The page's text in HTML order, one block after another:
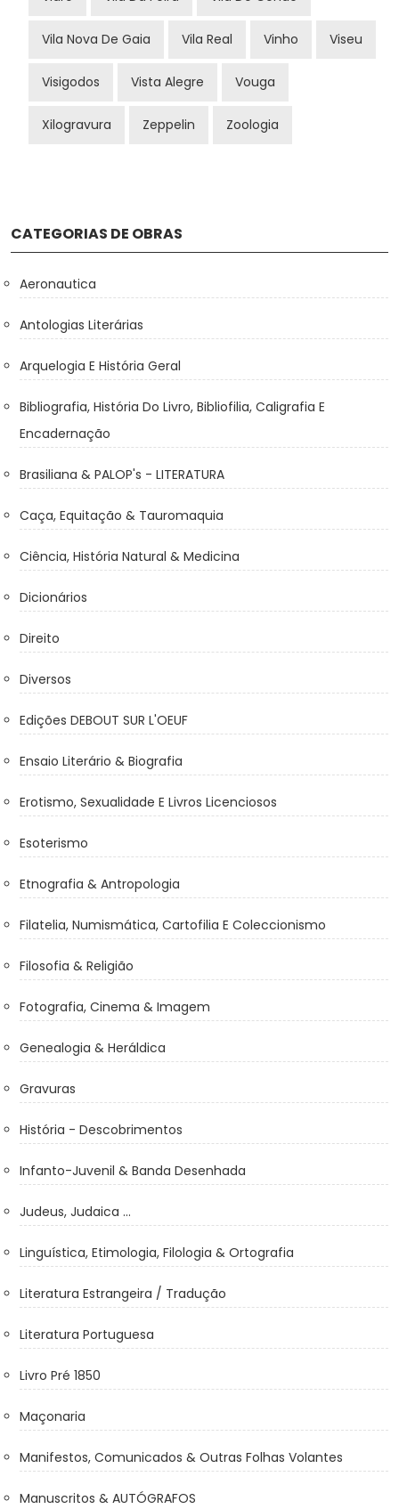
CATEGORIAS DE OBRAS
Aeronautica
Antologias Literárias
Arquelogia E História Geral
Bibliografia, História Do Livro, Bibliofilia, Caligrafia E
Encadernação
Brasiliana & PALOP's - LITERATURA
Caça, Equitação & Tauromaquia
Ciência, História Natural & Medicina
Dicionários
Direito
Diversos
Edições DEBOUT SUR L'OEUF
Ensaio Literário & Biografia
Erotismo, Sexualidade E Livros Licenciosos
Esoterismo
Etnografia & Antropologia
Filatelia, Numismática, Cartofilia E Coleccionismo
Filosofia & Religião
Fotografia, Cinema & Imagem
Genealogia & Heráldica
Gravuras
História - Descobrimentos
Infanto-Juvenil & Banda Desenhada
Judeus, Judaica ...
Linguística, Etimologia, Filologia & Ortografia
Literatura Estrangeira / Tradução
Literatura Portuguesa
Livro Pré 1850
Maçonaria
Manifestos, Comunicados & Outras Folhas Volantes
Manuscritos & AUTÓGRAFOS
Vila Nova De Gaia Vila Real Vinho Viseu
Visigodos Vista Alegre Vouga
Xilogravura Zeppelin Zoologia